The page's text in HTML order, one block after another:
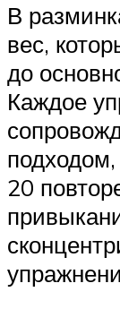
В
вес,
до
Каждое
подходом,
20